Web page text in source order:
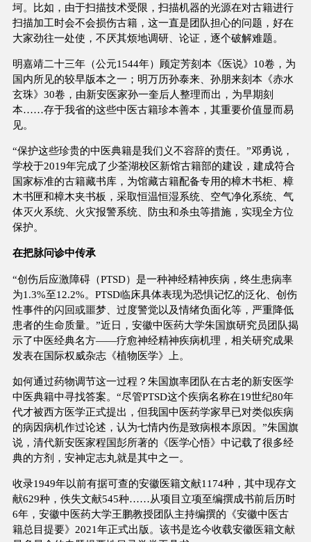
坷。比如，由于扫描技术受限，扫描机器的光源在对古籍进行
扫描加工时会不会损伤古籍，这一直是团队担心的问题，好在
大家劲往一处使，不厌其烦地调研、论证，逐个破解难题。
明嘉靖二十三年（公元1544年）顾定芳刻本《医说》10卷，为
国内所见的较早版本之一；明万历孙泰来、孙朋来刻本《赤水
玄珠》30卷，由新安医家孙一奎后人整理而出，为早期刻
本……存于我省的这些中医古籍珍本善本，其重要价值显而易
见。
“保护这些珍贵的中医典籍是我们义不容辞的责任。”邓勇说，
学校于2019年完成了少荃湖校区新馆古籍部的建设，建成符合
国家标准的古籍藏书库，为馆藏古籍配备专用的樟木书柜、樟
木书匣和樟木夹书板，采取恒温恒湿系统、空气净化系统、气
体灭火系统、火灾报警系统、防虫和杀虫等措施，实现全方位
保护。
在把脉问诊中传承
“创伤后应激障碍（PTSD）是一种神经精神疾病，终生患病率
为1.3%至12.2%。PTSD临床具体表现为恐惧记忆的泛化、创伤
性事件的闪回或噩梦、过度警觉以及情绪负面化等，严重降低
患者的生命质量。”近日，安徽中医药大学朱国旗研究员团队揭
示了中医经典名方——疗愈神经精神疾病机理，相关研究成果
发表在国际权威杂志《植物医学》上。
如何通过药物调节这一过程？朱国旗率团队在古老的新安医学
中医典籍中寻找答案。“尽管PTSD这个疾病名称在19世纪80年
代才被西方医学正式提出，但我国中医药学家早已对类似疾病
的病因病机作过论述，认为七情内伤是致病根本原因。”朱国旗
说，清代新安医家程国彭所著的《医学心悟》中记载了很多经
典的方剂，安神定志丸就是其中之一。
收录1949年以前有据可查的安徽医籍文献1174种，其中现存文
献629种，佚失文献545种……从项目立项至编撰成书前后历时
6年，安徽中医药大学王鹏教授团队主持编撰的《安徽中医古
籍总目提要》2021年正式出版。该书是迄今收载安徽医籍文献